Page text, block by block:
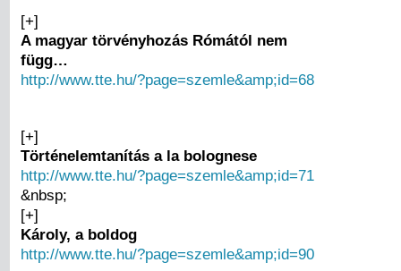
[+]
A magyar törvényhozás Rómától nem
függ…
http://www.tte.hu/?page=szemle&amp;id=68
[+]
Történelemtanítás a la bolognese
http://www.tte.hu/?page=szemle&amp;id=71
&nbsp;
[+]
Károly, a boldog
http://www.tte.hu/?page=szemle&amp;id=90